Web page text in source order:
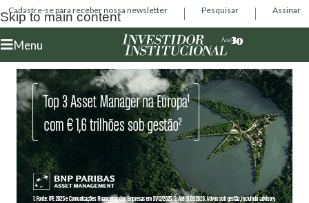
Skip to main content
Cadastre-se para receber nossa newsletter Pesquisar Assinar
Menu